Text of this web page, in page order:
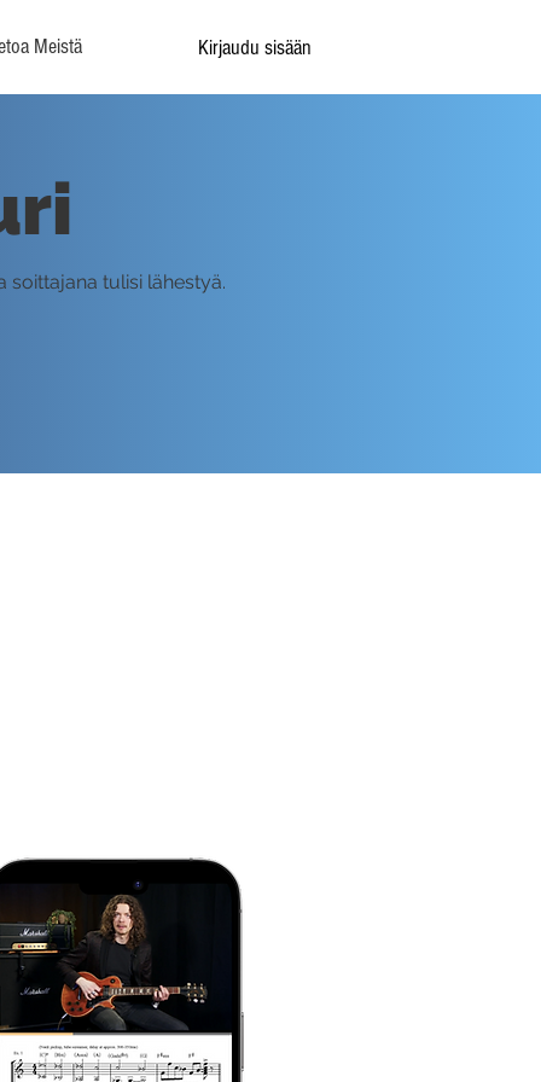
Meistä Kirjaudu sisään
tulisi lähestyä.